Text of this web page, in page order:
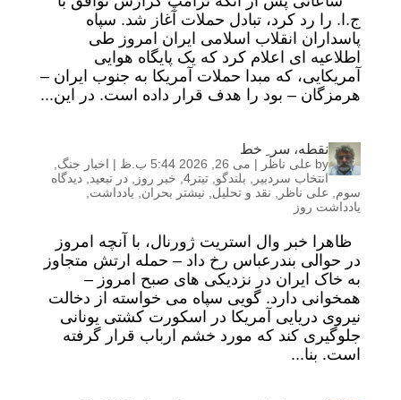
ج.ا. را رد کرد، تبادل حملات آغاز شد. سپاه
پاسداران انقلاب اسلامی ایران امروز طی
اطلاعیه ای اعلام کرد که یک پایگاه هوایی
آمریکایی، که مبدا حملات آمریکا به جنوب ایران –
هرمزگان – بود را هدف قرار داده است. در این...
نقطه، سر ِ خط
by علی ناظر | می 26, 2026 5:44 ب.ظ | اخبار جنگ
انتخاب سردبیر
بلندگو تیتر4 , خبر روز در تبعید
دیدگاه
سوم
علی ناظر نقد و تحلیل نیشتر بحران یادداشت
یادداشت روز
ظاهرا خبر وال استریت ژورنال، با آنچه امروز
در حوالی بندرعباس رخ داد – حمله ارتش متجاوز
به خاک ایران در نزدیکی های صبح امروز –
همخوانی دارد. گویی سپاه می خواسته از دخالت
نیروی دریایی آمریکا در اسکورت کشتی یونانی
جلوگیری کند که مورد خشم ارباب قرار گرفته
است. بنا...